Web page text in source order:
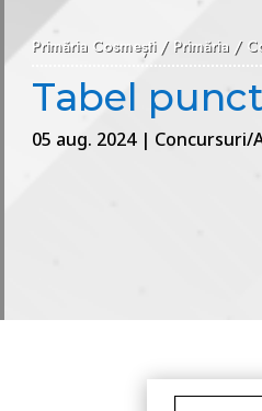
Primăria Cosmești/ Primăria /
Tabel
05 aug. 2024| Concursuri/